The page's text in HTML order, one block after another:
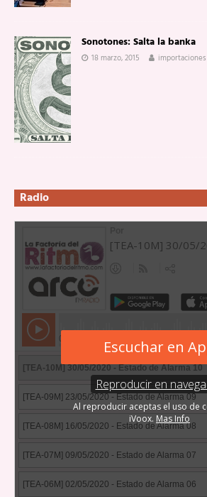
Sonotones: Salta la banka
18 marzo, 2015 importaciones
Radio